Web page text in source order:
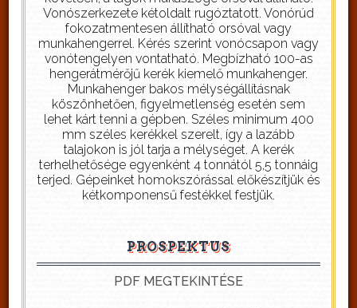
Vonószerkezete kétoldalt rugóztatott. Vonórúd
fokozatmentesen állítható orsóval vagy
munkahengerrel. Kérés szerint vonócsapon vagy
vonótengelyen vontatható. Megbízható 100-as
hengerátmérőjű kerék kiemelő munkahenger.
Munkahenger bakos mélységállításnak
köszönhetően, figyelmetlenség esetén sem
lehet kárt tenni a gépben. Széles minimum 400
mm széles kerékkel szerelt, így a lazább
talajokon is jól tarja a mélységet. A kerék
terhelhetősége egyenként 4 tonnától 5,5 tonnáig
terjed. Gépeinket homokszórással előkészítjük és
kétkomponensű festékkel festjük.
PROSPEKTUS
PDF MEGTEKINTÉSE